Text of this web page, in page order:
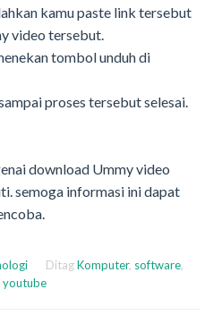
kamu paste link tersebut
video tersebut.
tombol unduh di
proses tersebut selesai.
download Ummy video
semoga informasi ini dapat
DitagKomputer, software,
youtube